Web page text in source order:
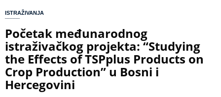
ISTRAŽIVANJA
Početak međunarodnog
istraživačkog projekta: “Studying
the Effects of TSPplus Products on
Crop Production” u Bosni i
Hercegovini